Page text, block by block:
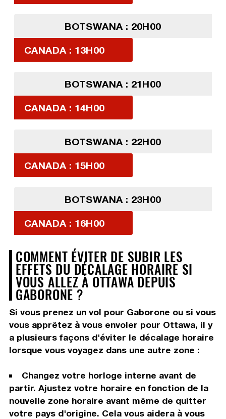
BOTSWANA : 20H00
CANADA : 13H00
BOTSWANA : 21H00
CANADA : 14H00
BOTSWANA : 22H00
CANADA : 15H00
BOTSWANA : 23H00
CANADA : 16H00
COMMENT ÉVITER DE SUBIR LES
EFFETS DU DÉCALAGE HORAIRE SI
VOUS ALLEZ À OTTAWA DEPUIS
GABORONE ?
Si vous prenez un vol pour Gaborone ou si vous
vous apprêtez à vous envoler pour Ottawa, il y
a plusieurs façons d'éviter le décalage horaire
lorsque vous voyagez dans une autre zone :
Changez votre horloge interne avant de
partir. Ajustez votre horaire en fonction de la
nouvelle zone horaire avant même de quitter
votre pays d'origine. Cela vous aidera à vous